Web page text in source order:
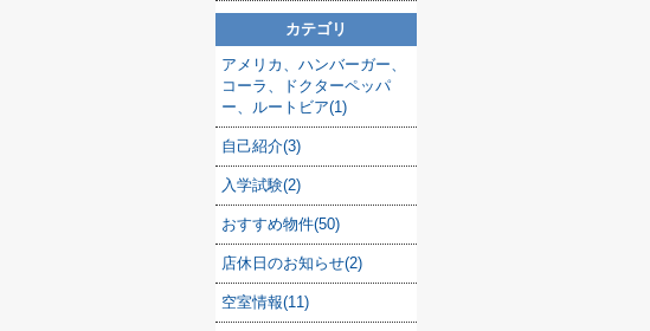
カテゴリ
アメリカ、ハンバーガー、
コーラ、ドクターペッパ
ー、ルートビア(1)
自己紹介(3)
入学試験(2)
おすすめ物件(50)
店休日のお知らせ(2)
空室情報(11)